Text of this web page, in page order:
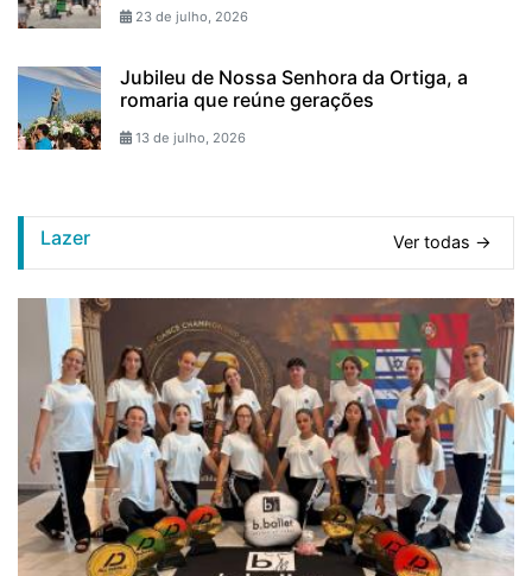
23 de julho, 2026
Jubileu de Nossa Senhora da Ortiga, a
romaria que reúne gerações
13 de julho, 2026
Lazer Ver todas →